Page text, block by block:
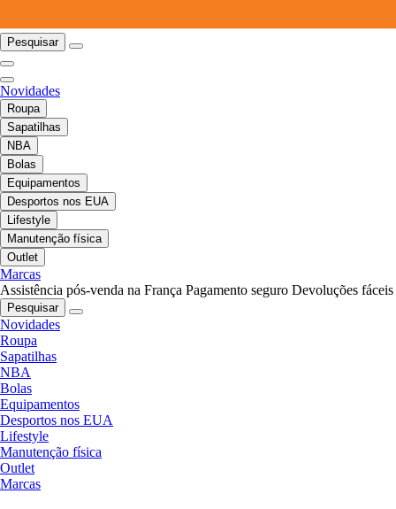
Pesquisar
Novidades
Roupa
Sapatilhas
NBA
Bolas
Equipamentos
Desportos nos EUA
Lifestyle
Manutenção física
Outlet
Marcas
Assistência pós-venda na França Pagamento seguro Devoluções fáceis
Pesquisar
Novidades
Roupa
Sapatilhas
NBA
Bolas
Equipamentos
Desportos nos EUA
Lifestyle
Manutenção física
Outlet
Marcas